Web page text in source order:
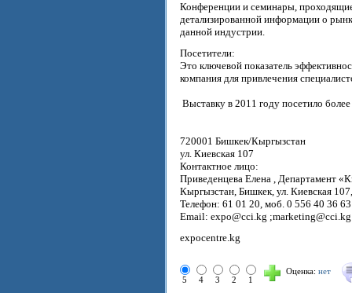
Конференции и семинары,
детализированной информации о
данной индустрии.
Посетители:
Это ключевой показатель
компания для привлечения
Выставку в 2011 году посетило
720001 Бишкек/Кыргызстан
ул. Киевская 107
Контактное лицо:
Приведенцева Елена , Департамент
Кыргызстан, Бишкек, ул. Киевская
Телефон: 61 01 20, моб. 0 556 40 36 63
Email: expo@cci.kg ;marketing@cci.kg
expocentre.kg
5 4 3 2 1
Оценка: нет